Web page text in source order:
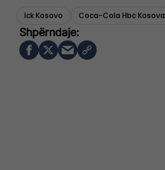
Ick Kosovo Coca-Cola Hbc Kosova